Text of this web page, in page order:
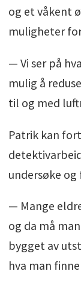
og et våkent
muligheter
— Vi ser på
mulig å
til og med
Patrik kan
undersøke
— Mange
og da må
bygget av
hva man